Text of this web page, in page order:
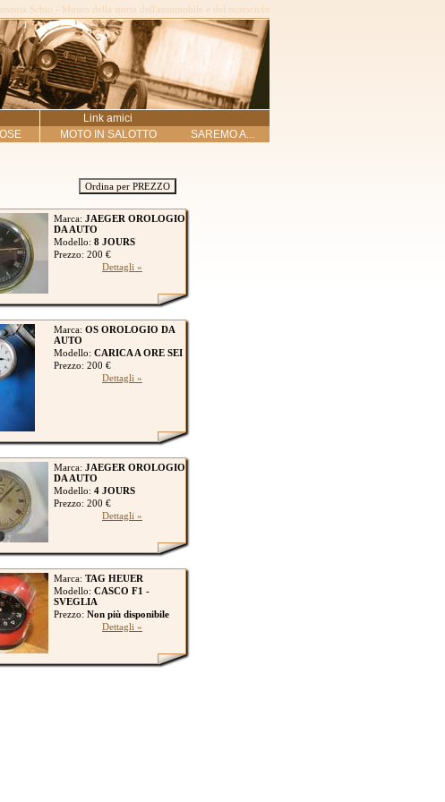
Schio - Museo della storia dell'automobile e del motociclo
Link amici
MOTO IN SALOTTO SAREMO A...
Ordina per PREZZO
Marca: JAEGER OROLOGIO
DA AUTO
Modello: 8 JOURS
Prezzo: 200 €
Dettagli »
Marca: OS OROLOGIO DA
AUTO
Modello: CARICA A ORE SEI
Prezzo: 200 €
Dettagli »
Marca: JAEGER OROLOGIO
DA AUTO
Modello: 4 JOURS
Prezzo: 200 €
Dettagli »
Marca: TAG HEUER
Modello: CASCO F1 -
SVEGLIA
Prezzo: Non più disponibile
Dettagli »